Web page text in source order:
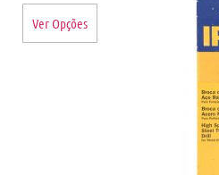
Ver Opções